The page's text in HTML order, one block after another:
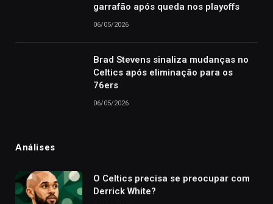
garrafão após queda nos playoffs
06/05/2026
Brad Stevens sinaliza mudanças no
Celtics após eliminação para os
76ers
06/05/2026
Análises
O Celtics precisa se preocupar com
Derrick White?